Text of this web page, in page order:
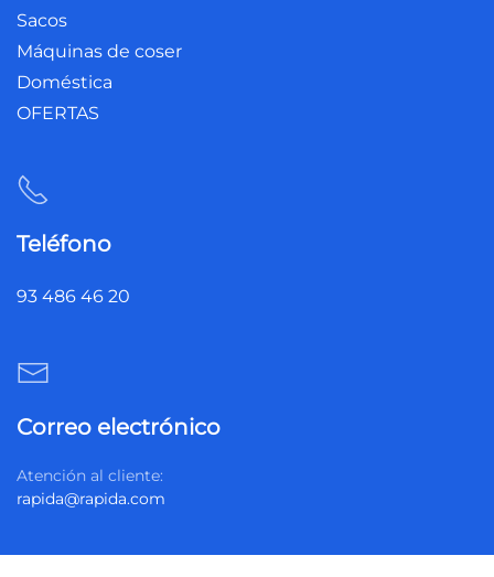
Sacos
Máquinas de coser
Doméstica
OFERTAS
Teléfono
93 486 46 20
Correo electrónico
Atención al cliente:
rapida@rapida.com